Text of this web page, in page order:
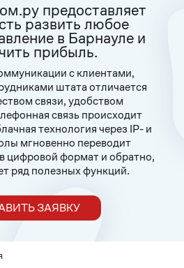
предоставляет
развить любое
в Барнауле и
прибыль.
с клиентами,
штата отличается
связи, удобством
связь происходит
технология через IP- и
мгновенно переводит
цифровой формат и обратно,
ряд полезных функций.
ЗАЯВКУ